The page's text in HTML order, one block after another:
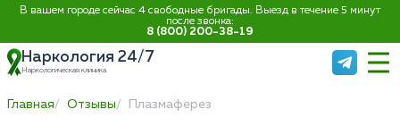
В вашем городе сейчас 4 свободные бригады. Выезд в течение 5 минут
после звонка:
8 (800) 200-38-19
Наркология 24/7
Наркологическая клиника
Главная Отзывы Плазмаферез